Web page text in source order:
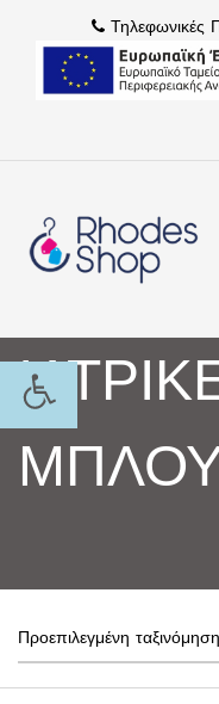
Τηλεφωνικές
Προεπιλεγμένη ταξινόμηση